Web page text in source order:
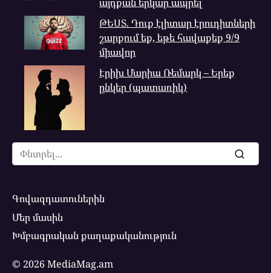
ԹԵՍՏ. Դուք էլիտար էրուդիտների
շարքում եք, եթե հավաքեք 9/9
միավոր
Էրիխ Մարիա Ռեմարկ – Երեք
ընկեր (պատառիկ)
Search
for:
Գովազդատուներին
Մեր մասին
Խմբագրական քաղաքականություն
© 2026 MediaMag.am